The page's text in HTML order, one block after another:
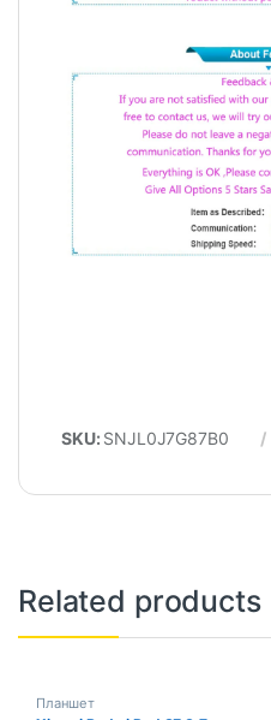
SKU: SNJL0J7G87B0
Related products
Планшет